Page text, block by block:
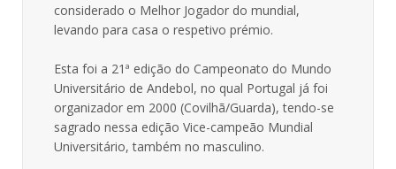
considerado o Melhor Jogador do mundial,
levando para casa o respetivo prémio.
Esta foi a 21ª edição do Campeonato do Mundo
Universitário de Andebol, no qual Portugal já foi
organizador em 2000 (Covilhã/Guarda), tendo-se
sagrado nessa edição Vice-campeão Mundial
Universitário, também no masculino.